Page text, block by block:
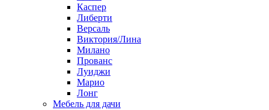
Каспер
Либерти
Версаль
Виктория/Лина
Милано
Прованс
Луиджи
Марио
Лонг
Мебель для дачи